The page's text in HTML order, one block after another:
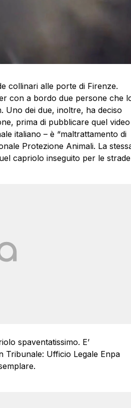
collinari alle porte di Firenze.
con a bordo due persone che
Uno dei due, inoltre, ha deciso
prima di pubblicare quel
italiano – è “maltrattamento di
Protezione Animali. La
capriolo inseguito per le
spaventatissimo. E’
Tribunale: Ufficio Legale Enpa